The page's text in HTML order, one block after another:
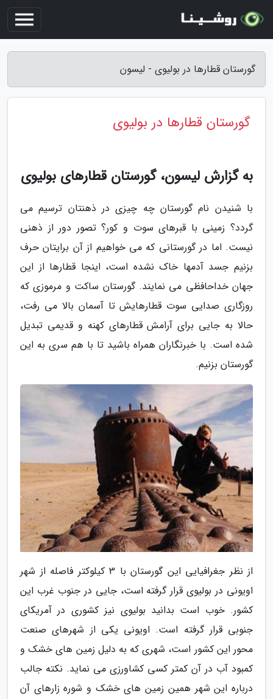
گورستان قطارها در بولیوی - لیسون
گورستان قطارها در بولیوی
به گزارش لیسون، گورستان قطارهای بولیوی
با شنیدن نام گورستان چه چیزی در ذهنتان ترسیم می
گردد؟ زمینی با قبرهای سوت و کور؟ تصور دور از ذهنی
نیست. اما در گورستانی که می خواهیم از آن برایتان حرف
بزنیم جسد آدمها خاک نشده است، اینجا قطارها از این
جهان خداحافظی می نمایند. گورستان ساکت و مرموزی که
روزگاری صدایی سوت قطارهایش تا آسمان بالا می رفت،
حالا به جایی برای آرامش قطارهای کهنه و قدیمی تبدیل
شده است. با خبرنگاران همراه باشید تا با هم سری به این
گورستان بزنیم.
از نظر جغرافیایی این گورستان با 3 کیلوکتر فاصله از شهر
اویونی در بولیوی قرار گرفته است، جایی در جنوب غرب این
کشور. خوب است بدانید بولیوی نیز کشوری در آمریکای
جنوبی قرار گرفته است. اویونی یکی از شهرهای صنعت
محور این کشور است، شهری که به دلیل زمین های خشک و
کمبود آب در آن کمتر کسی کشاورزی می نماید. نکته جالب
درباره این شهر همین زمین های خشک و شوره زارهای آن